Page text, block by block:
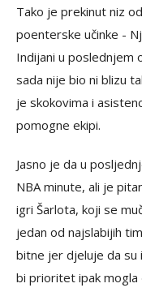
Tako je prekinut niz
poenterske učinke -
Indijani u poslednjem
sada nije bio ni blizu
je skokovima i
pomogne ekipi.
Jasno je da u
NBA minute, ali je
igri Šarlota, koji se
jedan od najslabijih
bitne jer djeluje da su
bi prioritet ipak mogla